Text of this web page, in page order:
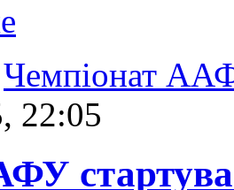
Чемпіонат
22:05